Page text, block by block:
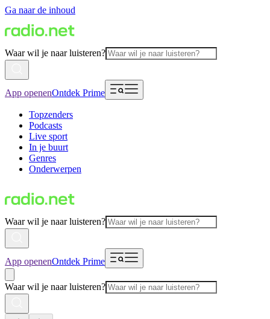
Ga naar de inhoud
Waar wil je naar luisteren?
App openenOntdek Prime
Topzenders
Podcasts
Live sport
In je buurt
Genres
Onderwerpen
Waar wil je naar luisteren?
App openenOntdek Prime
Waar wil je naar luisteren?